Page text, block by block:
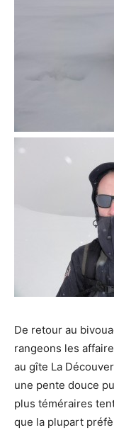
De retour au
rangeons les
au gîte La
une pente douce
plus téméraires
que la plupart